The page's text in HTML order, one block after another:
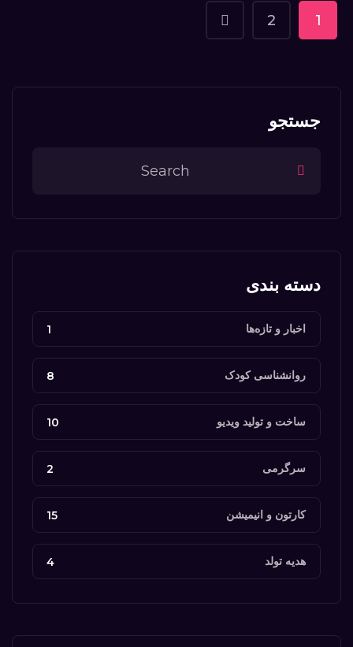
1
2
جستجو
دسته بندی
اخبار و تازه‌ها 1
روانشناسی کودک 8
ساخت و تولید ویدیو 10
سرگرمی 2
کارتون‌ و انیمیشن‌ 15
هدیه تولد 4